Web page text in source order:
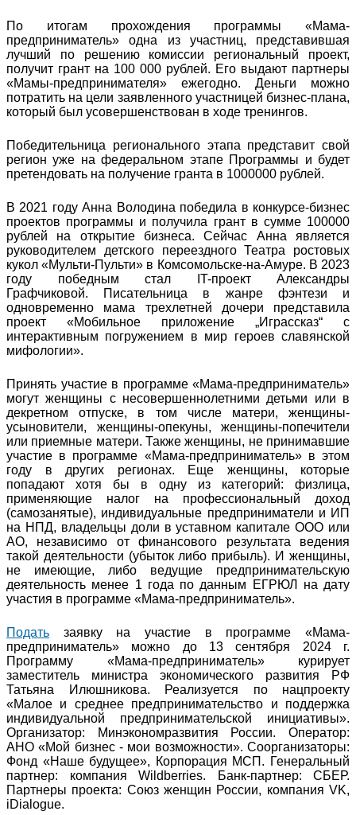
По итогам прохождения программы «Мама-
предприниматель» одна из участниц, представившая
лучший по решению комиссии региональный проект,
получит грант на 100 000 рублей. Его выдают партнеры
«Мамы-предпринимателя» ежегодно. Деньги можно
потратить на цели заявленного участницей бизнес-плана,
который был усовершенствован в ходе тренингов.
Победительница регионального этапа представит свой
регион уже на федеральном этапе Программы и будет
претендовать на получение гранта в 1000000 рублей.
В 2021 году Анна Володина победила в конкурсе-бизнес
проектов программы и получила грант в сумме 100000
рублей на открытие бизнеса. Сейчас Анна является
руководителем детского переездного Театра ростовых
кукол «Мульти-Пульти» в Комсомольске-на-Амуре. В 2023
году победным стал IT-проект Александры
Графчиковой. Писательница в жанре фэнтези и
одновременно мама трехлетней дочери представила
проект «Мобильное приложение „Играссказ“ с
интерактивным погружением в мир героев славянской
мифологии».
Принять участие в программе «Мама-предприниматель»
могут женщины с несовершеннолетними детьми или в
декретном отпуске, в том числе матери, женщины-
усыновители, женщины-опекуны, женщины-попечители
или приемные матери. Также женщины, не принимавшие
участие в программе «Мама-предприниматель» в этом
году в других регионах. Еще женщины, которые
попадают хотя бы в одну из категорий: физлица,
применяющие налог на профессиональный доход
(самозанятые), индивидуальные предприниматели и ИП
на НПД, владельцы доли в уставном капитале ООО или
АО, независимо от финансового результата ведения
такой деятельности (убыток либо прибыль). И женщины,
не имеющие, либо ведущие предпринимательскую
деятельность менее 1 года по данным ЕГРЮЛ на дату
участия в программе «Мама-предприниматель».
Подать заявку на участие в программе «Мама-
предприниматель» можно до 13 сентября 2024 г.
Программу «Мама-предприниматель» курирует
заместитель министра экономического развития РФ
Татьяна Илюшникова. Реализуется по нацпроекту
«Малое и среднее предпринимательство и поддержка
индивидуальной предпринимательской инициативы».
Организатор: Минэкономразвития России. Оператор:
АНО «Мой бизнес - мои возможности». Соорганизаторы:
Фонд «Наше будущее», Корпорация МСП. Генеральный
партнер: компания Wildberries. Банк-партнер: СБЕР.
Партнеры проекта: Союз женщин России, компания VK,
iDialogue.